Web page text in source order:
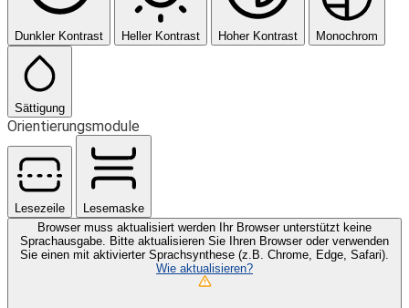
Dunkler Kontrast Heller Kontrast Hoher Kontrast Monochrom
Sättigung
Orientierungsmodule
Lesezeile
Lesemaske
Browser muss aktualisiert werden
Ihr Browser unterstützt keine
Sprachausgabe. Bitte aktualisieren Sie Ihren Browser oder verwenden
Sie einen mit aktivierter Sprachsynthese (z.B. Chrome, Edge, Safari).
Wie aktualisieren?